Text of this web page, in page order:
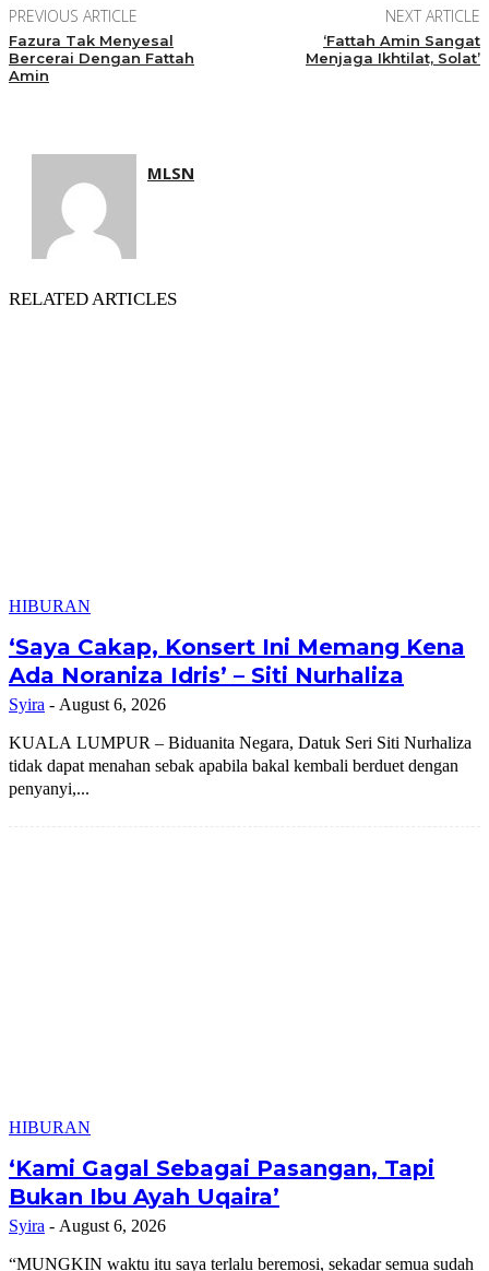
PREVIOUS ARTICLE
Fazura Tak Menyesal
Bercerai Dengan Fattah
Amin
NEXT ARTICLE
‘Fattah Amin Sangat
Menjaga Ikhtilat, Solat’
MLSN
RELATED ARTICLES
HIBURAN
‘Saya Cakap, Konsert Ini Memang Kena
Ada Noraniza Idris’ – Siti Nurhaliza
Syira - August 6, 2026
KUALA LUMPUR – Biduanita Negara, Datuk Seri Siti Nurhaliza
tidak dapat menahan sebak apabila bakal kembali berduet dengan
penyanyi,...
HIBURAN
‘Kami Gagal Sebagai Pasangan, Tapi
Bukan Ibu Ayah Uqaira’
Syira - August 6, 2026
“MUNGKIN waktu itu saya terlalu beremosi, sekadar semua sudah